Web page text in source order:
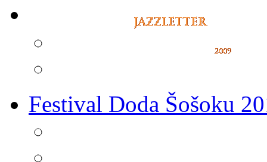
Festival Doda Šošoku